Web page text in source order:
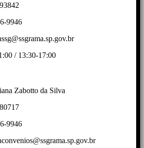
9946
/ 13:30-17:00
Zabotto da Silva
9946